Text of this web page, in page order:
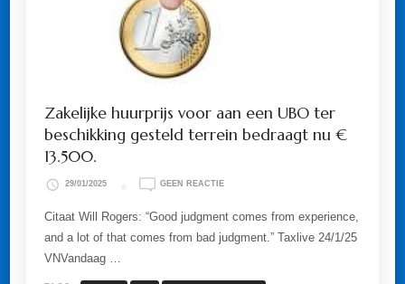
Zakelijke huurprijs voor aan een UBO ter
beschikking gesteld terrein bedraagt nu €
13.500.
29/01/2025 GEEN REACTIEOP
HUURPRIJS
VOOR
AAN
Citaat Will Rogers: “Good judgment comes from experience,
and a lot of that comes from bad judgment.” Taxlive 24/1/25
VNVandaag …